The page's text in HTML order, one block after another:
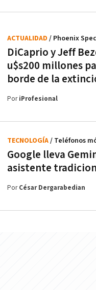
DiCaprio y Jeff
u$s200 millones
borde de la
ACTUALIDAD / Phoenix
PoriProfesional
Google lleva
asistente
TECNOLOGÍA/ Teléfonos
PorCésar Dergarabedian